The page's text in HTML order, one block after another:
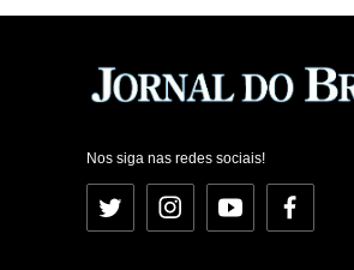
Nos siga nas redes sociais!
Twitter InstagramYouTubeFacebook